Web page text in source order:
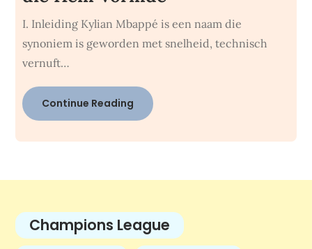
I. Inleiding Kylian Mbappé is een naam die
synoniem is geworden met snelheid, technisch
vernuft…
Continue Reading
Champions League